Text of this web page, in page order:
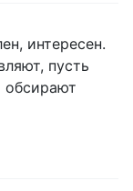
интересен.
пусть
обсирают